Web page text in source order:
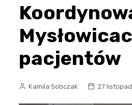
pacjentów
Kamila Sobczak 27